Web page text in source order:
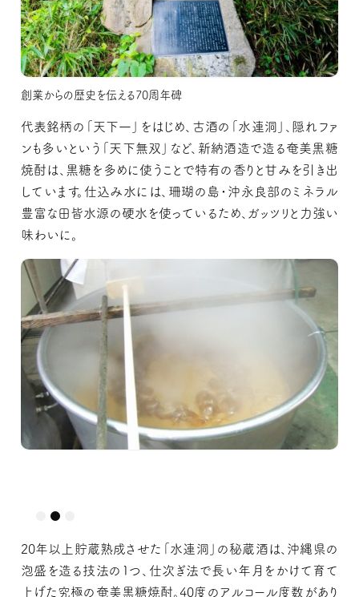
創業からの歴史を伝える70周年碑
代表銘柄の「天下一」をはじめ、古酒の「水連洞」、隠れファ
ンも多いという「天下無双」など、新納酒造で造る奄美黒糖
焼酎は、黒糖を多めに使うことで特有の香りと甘みを引き出
しています。仕込み水には、珊瑚の島・沖永良部のミネラル
豊富な田皆水源の硬水を使っているため、ガッツリと力強い
味わいに。
20年以上貯蔵熟成させた「水連洞」の秘蔵酒は、沖縄県の
泡盛を造る技法の1つ、仕次ぎ法で長い年月をかけて育て
上げた究極の奄美黒糖焼酎。40度のアルコール度数があり